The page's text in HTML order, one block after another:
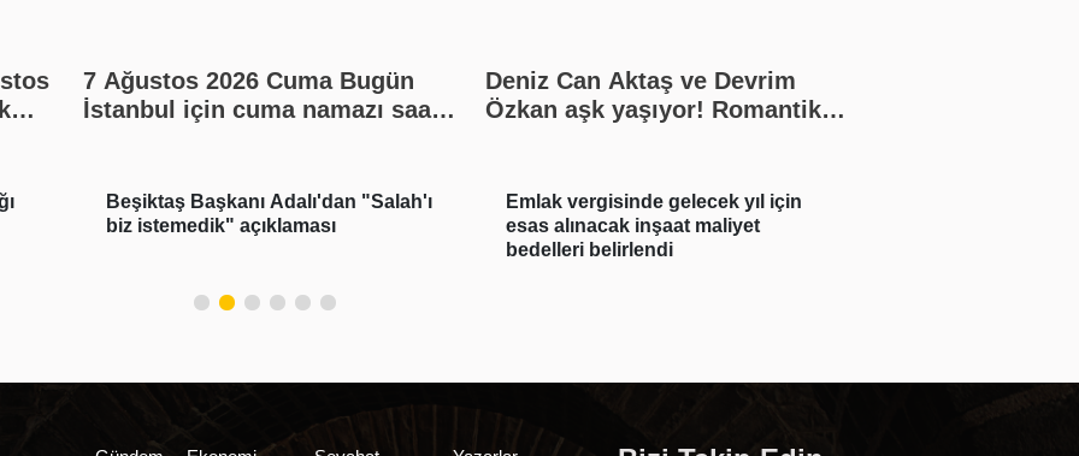
7 Ağustos 2026 Cuma Bugün
İstanbul için cuma namazı saat
Deniz Can Aktaş ve Devrim
Özkan aşk yaşıyor! Romantik
Emlak vergisinde gelecek yıl için
esas alınacak inşaat maliyet
6 Ağustos 2026 Perşembe yurtta
hava durumu